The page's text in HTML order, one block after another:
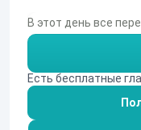
В этот день все
Есть бесплатные